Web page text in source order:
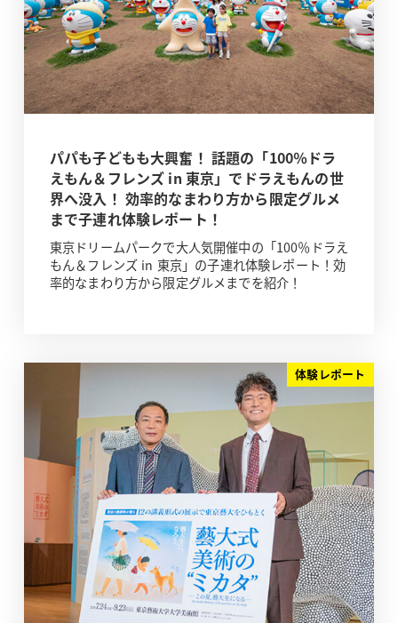
パパも子どもも大興奮！ 話題の「100％ドラ
えもん＆フレンズ in 東京」でドラえもんの世
界へ没入！ 効率的なまわり方から限定グルメ
まで子連れ体験レポート！
東京ドリームパークで大人気開催中の「100％ドラえ
もん＆フレンズ in 東京」の子連れ体験レポート！効
率的なまわり方から限定グルメまでを紹介！
体験レポート